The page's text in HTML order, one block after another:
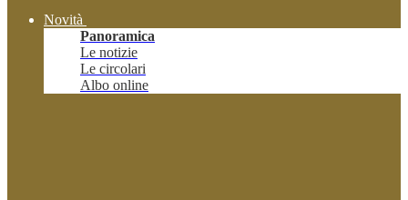
Novità
Panoramica
Le notizie
Le circolari
Albo online